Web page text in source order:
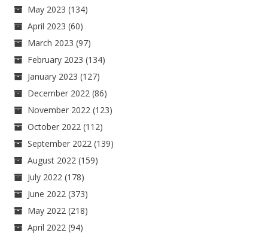
May 2023 (134)
April 2023 (60)
March 2023 (97)
February 2023 (134)
January 2023 (127)
December 2022 (86)
November 2022 (123)
October 2022 (112)
September 2022 (139)
August 2022 (159)
July 2022 (178)
June 2022 (373)
May 2022 (218)
April 2022 (94)